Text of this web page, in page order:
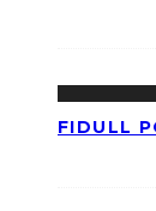
FIDULL